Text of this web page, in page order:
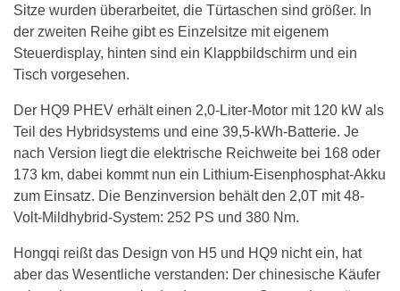
Sitze wurden überarbeitet, die Türtaschen sind größer. In
der zweiten Reihe gibt es Einzelsitze mit eigenem
Steuerdisplay, hinten sind ein Klappbildschirm und ein
Tisch vorgesehen.
Der HQ9 PHEV erhält einen 2,0-Liter-Motor mit 120 kW als
Teil des Hybridsystems und eine 39,5-kWh-Batterie. Je
nach Version liegt die elektrische Reichweite bei 168 oder
173 km, dabei kommt nun ein Lithium-Eisenphosphat-Akku
zum Einsatz. Die Benzinversion behält den 2,0T mit 48-
Volt-Mildhybrid-System: 252 PS und 380 Nm.
Hongqi reißt das Design von H5 und HQ9 nicht ein, hat
aber das Wesentliche verstanden: Der chinesische Käufer